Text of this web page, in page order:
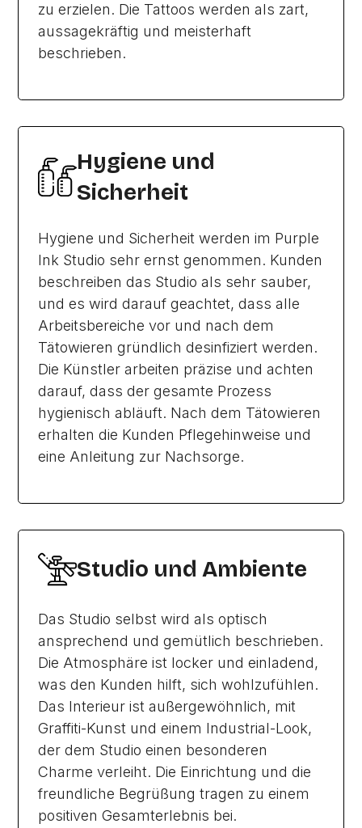
zu erzielen. Die Tattoos werden als zart,
aussagekräftig und meisterhaft
beschrieben.
Hygiene und
Sicherheit
Hygiene und Sicherheit werden im Purple
Ink Studio sehr ernst genommen. Kunden
beschreiben das Studio als sehr sauber,
und es wird darauf geachtet, dass alle
Arbeitsbereiche vor und nach dem
Tätowieren gründlich desinfiziert werden.
Die Künstler arbeiten präzise und achten
darauf, dass der gesamte Prozess
hygienisch abläuft. Nach dem Tätowieren
erhalten die Kunden Pflegehinweise und
eine Anleitung zur Nachsorge.
Studio und Ambiente
Das Studio selbst wird als optisch
ansprechend und gemütlich beschrieben.
Die Atmosphäre ist locker und einladend,
was den Kunden hilft, sich wohlzufühlen.
Das Interieur ist außergewöhnlich, mit
Graffiti-Kunst und einem Industrial-Look,
der dem Studio einen besonderen
Charme verleiht. Die Einrichtung und die
freundliche Begrüßung tragen zu einem
positiven Gesamterlebnis bei.